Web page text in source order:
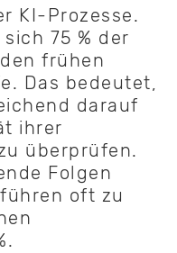
KI-Prozesse.
75 % der
frühen
Das bedeutet,
darauf
ihrer
überprüfen.
Folgen
oft zu